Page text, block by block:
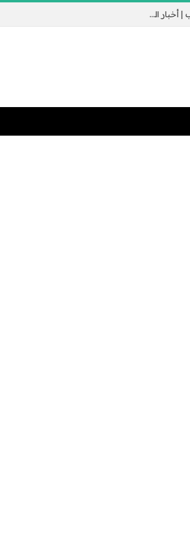
جيب سبتة الإسباني يثير القلق مع عبور الآلاف الحدود من المغرب | أخبار الهجرة